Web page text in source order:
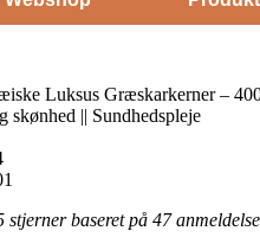
Luksus Græskarkerner –
skønhed || Sundhedspleje
stjerner baseret på 47